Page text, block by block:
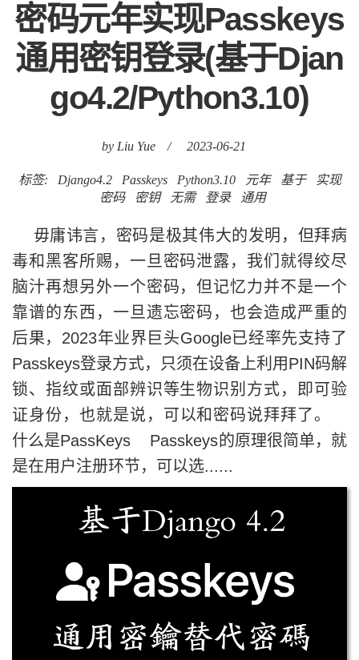
密码元年实现Passkeys
通用密钥登录(基于Djan
go4.2/Python3.10)
by Liu Yue / 2023-06-21
标签: Django4.2 Passkeys Python3.10 元年 基于
实现
密码
密钥 无需 登录 通用
毋庸讳言，密码是极其伟大的发明，但拜病
毒和黑客所赐，一旦密码泄露，我们就得绞尽
脑汁再想另外一个密码，但记忆力并不是一个
靠谱的东西，一旦遗忘密码，也会造成严重的
后果，2023年业界巨头Google已经率先支持了
Passkeys登录方式，只须在设备上利用PIN码解
锁、指纹或面部辨识等生物识别方式，即可验
证身份，也就是说，可以和密码说拜拜了。
什么是PassKeys Passkeys的原理很简单，就
是在用户注册环节，可以选......